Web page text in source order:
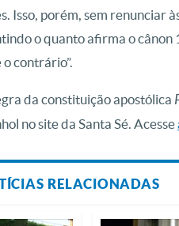
Isso, porém, sem renunciar
o quanto afirma o cânon
contrário”.
da constituição apostólica
no site da Santa Sé. Acesse
RELACIONADAS